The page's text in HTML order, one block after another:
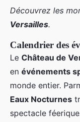
Découvrez les
Versailles.
Calendrier des
Le Château de
en événements
monde entier.
Eaux Nocturnes
spectacle